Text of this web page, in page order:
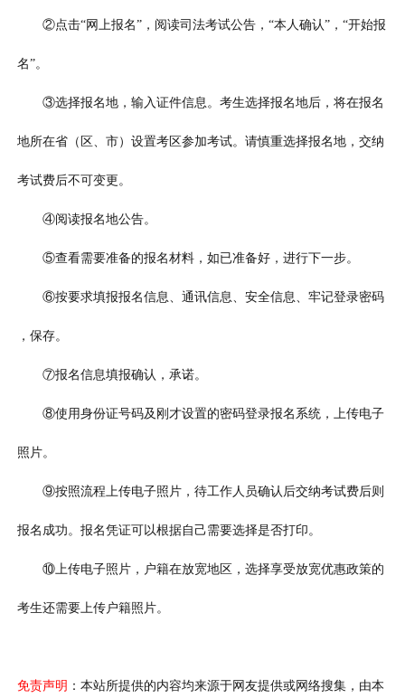
②点击“网上报名”，阅读司法考试公告，“本人确认”，“开始报
名”。
③选择报名地，输入证件信息。考生选择报名地后，将在报名
地所在省（区、市）设置考区参加考试。请慎重选择报名地，交纳
考试费后不可变更。
④阅读报名地公告。
⑤查看需要准备的报名材料，如已准备好，进行下一步。
⑥按要求填报报名信息、通讯信息、安全信息、牢记登录密码
，保存。
⑦报名信息填报确认，承诺。
⑧使用身份证号码及刚才设置的密码登录报名系统，上传电子
照片。
⑨按照流程上传电子照片，待工作人员确认后交纳考试费后则
报名成功。报名凭证可以根据自己需要选择是否打印。
⑩上传电子照片，户籍在放宽地区，选择享受放宽优惠政策的
考生还需要上传户籍照片。
免责声明 ：本站所提供的内容均来源于网友提供或网络搜集，由本